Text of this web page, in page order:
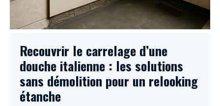
Recouvrir le carrelage d’une
douche italienne : les solutions
sans démolition pour un relooking
étanche